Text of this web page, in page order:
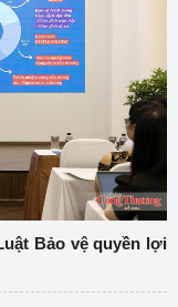
Bảo vệ quyền lợi